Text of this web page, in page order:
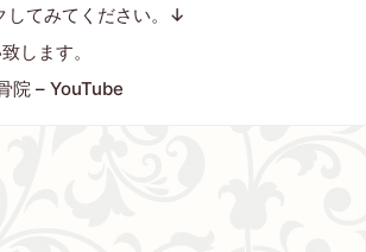
してみてください。↓
します。
院 – YouTube